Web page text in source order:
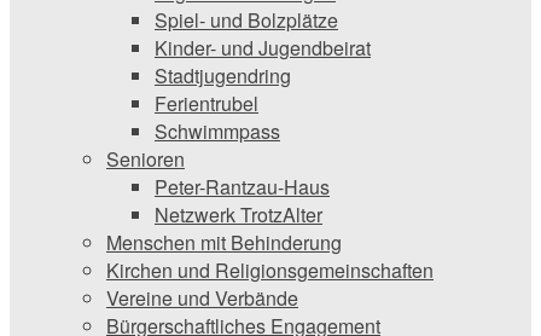
Spiel- und Bolzplätze
Kinder- und Jugendbeirat
Stadtjugendring
Ferientrubel
Schwimmpass
Senioren
Peter-Rantzau-Haus
Netzwerk TrotzAlter
Menschen mit Behinderung
Kirchen und ­Religionsgemeinschaften
Vereine und Verbände
Bürgerschaftliches Engagement